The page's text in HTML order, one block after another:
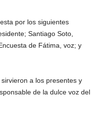
por los siguientes
Santiago Soto,
de Fátima, voz; y
a los presentes y
de la dulce voz del